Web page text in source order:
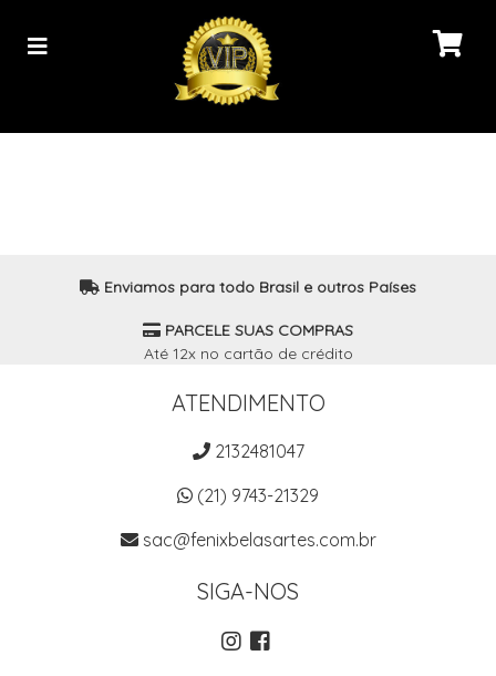
Enviamos para todo Brasil e outros Países
PARCELE SUAS COMPRAS
Até 12x no cartão de crédito
ATENDIMENTO
2132481047
(21) 9743-21329
sac@fenixbelasartes.com.br
SIGA-NOS